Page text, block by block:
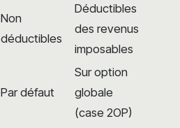
Non
déductibles
Déductibles
des revenus
imposables
Par défaut
Sur option
globale
(case 2OP)